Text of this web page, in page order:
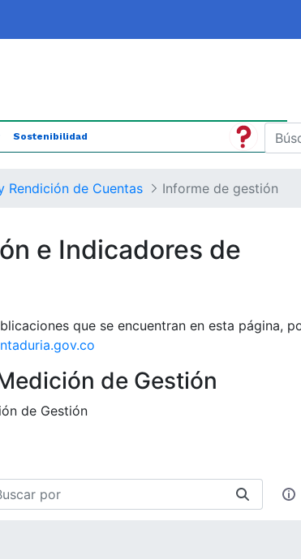
Sostenibilidad
Rendición de Cuentas Informe de gestión
e Indicadores de
que se encuentran en esta página,
de Gestión
de Gestión